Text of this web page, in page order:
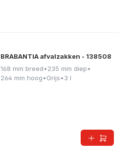
BRABANTIA afvalzakken - 138508
168 mm breed•235 mm diep•
264 mm hoog•Grijs•3 l